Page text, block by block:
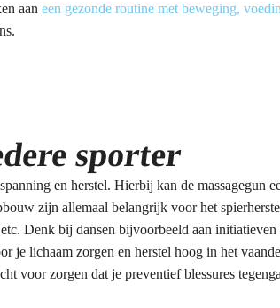
aan een gezonde routine met beweging,
sporter
en herstel. Hierbij kan de
zijn allemaal belangrijk voor het
Denk bij dansen bijvoorbeeld aan initiatieven
je lichaam zorgen en herstel hoog in het
voor zorgen dat je preventief blessures